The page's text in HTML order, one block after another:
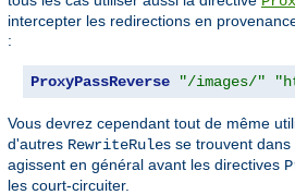
intercepter les redirections en
:
ProxyPassReverse "/images/"
Vous devrez cependant tout de même
d'autres RewriteRules se trouvent
agissent en général avant les directives
les court-circuiter.